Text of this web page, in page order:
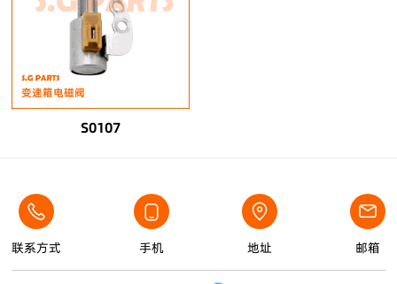
变速箱电磁阀
S0107
联系方式 手机 地址 邮箱